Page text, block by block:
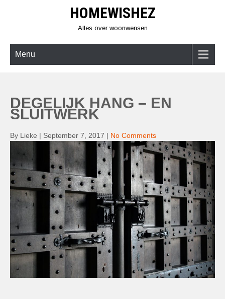
HOMEWISHEZ
Alles over woonwensen
Menu
DEGELIJK HANG – EN
SLUITWERK
By Lieke | September 7, 2017 | No Comments